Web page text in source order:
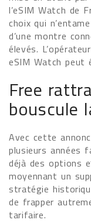
l’eSIM Watch de
choix qui
d’une montre
élevés.
eSIM Watch
Free
bouscule
Avec cette
plusieurs années
déjà des options
moyennant un
stratégie
de frapper
tarifaire.